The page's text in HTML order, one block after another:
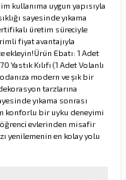
kullanıma uygun yapısıyla
sayesinde yıkama
üretim süreciyle
fiyat avantajıyla
ekleyin!Ürün Ebatı: 1 Adet
Kılıfı (1 Adet Volanlı
modern ve şık bir
tarzlarına
yıkama sonrası
konforlu bir uyku deneyimi
evlerinden misafir
yenilemenin en kolay yolu